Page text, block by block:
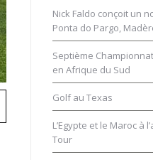
Nick Faldo conçoit un
Ponta do Pargo,
Septième
en Afrique du Sud
Golf au Texas
L’Egypte et le Maroc à
Tour